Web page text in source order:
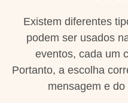
Existem diferentes
podem ser usados
eventos, cada um
Portanto, a escolha
mensagem e